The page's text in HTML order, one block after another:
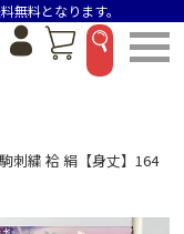
無料となります。
刺繍 袷 絹【身丈】164